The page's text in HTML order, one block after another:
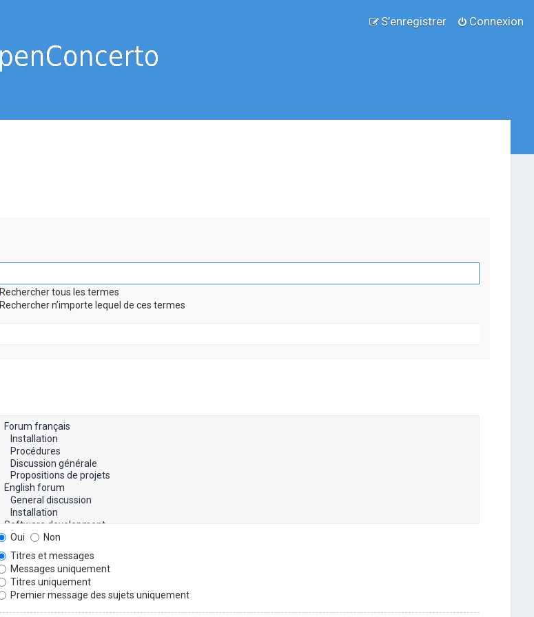
Connexion
S’enregistrer
Rechercher tous les termes
Rechercher n’importe lequel de ces termes
Oui
Non
Titres et messages
Messages uniquement
Titres uniquement
Premier message des sujets uniquement